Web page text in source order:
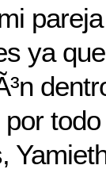
ya